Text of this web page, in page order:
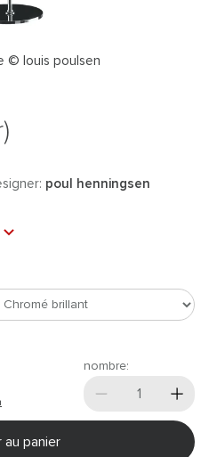
© louis poulsen
poul henningsen
nombre:
au panier